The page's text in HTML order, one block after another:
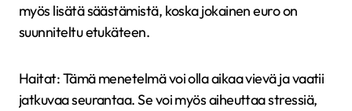
myös lisätä säästämistä, koska jokainen euro on
suunniteltu etukäteen.
Haitat: Tämä menetelmä voi olla aikaa vievä ja vaatii
jatkuvaa seurantaa. Se voi myös aiheuttaa stressiä,